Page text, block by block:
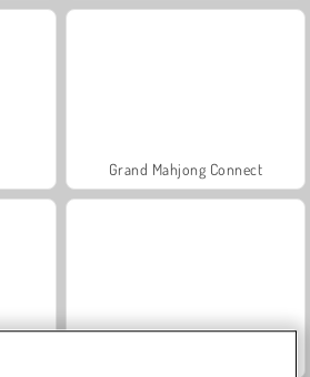
Grand Mahjong Connect